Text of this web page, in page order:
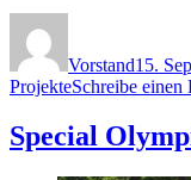
Vorstand15.
ProjekteSchreibe einen
Special